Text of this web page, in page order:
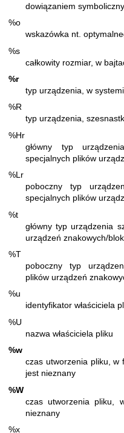
dowiązaniem
%o
wskazówka nt.
%s
całkowity rozmiar, w
%r
typ urządzenia, w
%R
typ urządzenia,
%Hr
główny typ
specjalnych plików
%Lr
poboczny typ
specjalnych plików
%t
główny typ urządzenia
urządzeń znakowych/
%T
poboczny typ
plików urządzeń
%u
identyfikator właściciela
%U
nazwa właściciela pliku
%w
czas utworzenia pliku, w
jest nieznany
%W
czas utworzenia pliku,
nieznany
%x